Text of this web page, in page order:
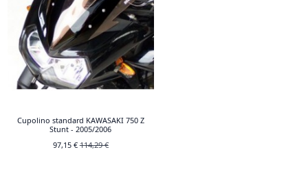
Cupolino standard KAWASAKI 750 Z
Stunt - 2005/2006
97,15 €114,29 €